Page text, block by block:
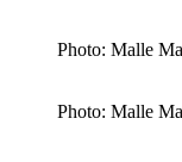
Photo: Malle
Photo: Malle